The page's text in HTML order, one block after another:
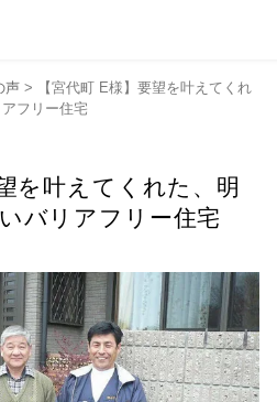
声 >
【宮代町 E様】要望を叶えてくれ
フリー住宅
を叶えてくれた、明
バリアフリー住宅